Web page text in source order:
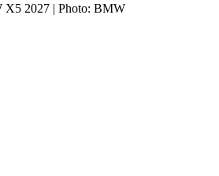
X5 2027 | Photo: BMW